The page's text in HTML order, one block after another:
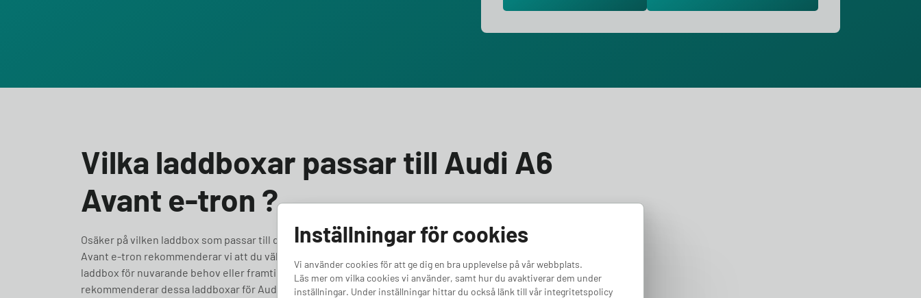
Vilka laddboxar passar till Audi A6
Avant e-tron ?
Osäker på vilken laddbox som passar till din Audi A6 Avant e-tron ? Vi hjälper dig välja rätt! Till Audi A6
Avant e-tron rekommenderar vi att du väljer en laddbox med minst 11 kW effekt. Oavsett om du vill ha en
laddbox för nuvarande behov eller framtidssäkra för en kraftfullare bil, har vi rätt alternativ för dig. Vi
rekommenderar dessa laddboxar för Audi A6 Avant e-tron .
Inställningar för cookies
Vi använder cookies för att ge dig en bra upplevelse på vår webbplats.
Läs mer om vilka cookies vi använder, samt hur du avaktiverar dem under
inställningar. Under inställningar hittar du också länk till vår integritetspolicy